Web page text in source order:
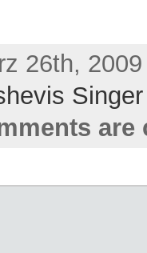
26th,
Singer
are